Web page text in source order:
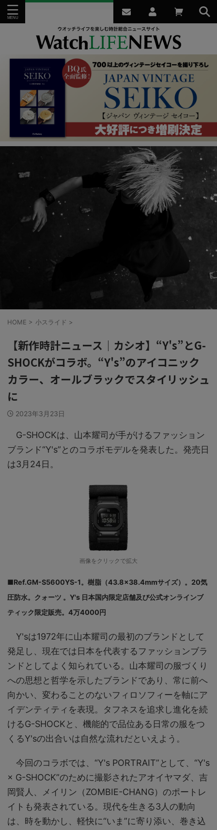
HOME > 小スライド >
【新作時計ニュース｜カシオ】“Y's”とG-
SHOCKがコラボ。“Y's”のアイコニック
カラー、オールブラックでスタイリッシュ
に
2023年3月23日
G-SHOCKは、山本耀司が手がけるファッション
ブランド“Y's”とのコラボモデルを発表した。発売日
は3月24日。
画像をクリックで拡大
■Ref.GM-S5600YS-1。樹脂（43.8×38.4mmサイズ）。20気
圧防水。クォーツ 。Y's 日本国内限定店舗及び公式オンラインブ
ティック限定販売。4万4000円
Y'sは1972年に山本耀司の最初のブランドとして
発足し、現在では日本を代表するファッションブラ
ンドとしてよく知られている。山本耀司の服づくり
への思想と哲学を示したブランドであり、常に前へ
向かい、変わることのないフィロソフィーを軸にア
イデンティティを表現。タフネスを追求し進化を続
けるG-SHOCKと、機能的で品位ある日常の服をつ
くるY'sの出合いは自然な流れだといえよう。
今回のコラボでは、“Y's PORTRAIT”として、“Y's
× G-SHOCK”のために撮影されたアオイヤマダ、吉
岡賢人、メイリン（ZOMBIE-CHANG）のポートレ
イトも発表されている。現代を生きる3人の動向
は、時を動かし、軽快に“いま”に寄り添い、巻き込